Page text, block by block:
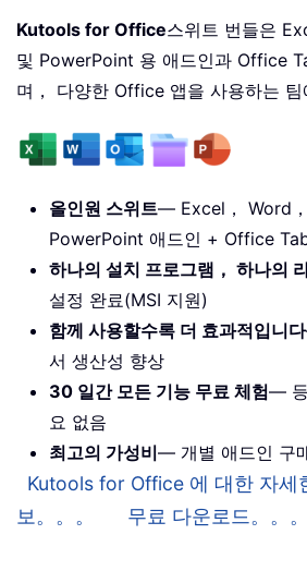
Kutools for Office스위트 번들은
및 PowerPoint 용 애드인과 Office
며， 다양한 Office 앱을 사용하는 팀
올인원 스위트— Excel， Word
PowerPoint 애드인 + Office
하나의 설치 프로그램， 하나의
설정 완료(MSI 지원)
함께 사용할수록 더 효과적입니다
서 생산성 향상
30 일간 모든 기능 무료 체험— 등
요 없음
최고의 가성비— 개별 애드인 구
Kutools for Office 에 대한 자세
보。。。
무료 다운로드。。。